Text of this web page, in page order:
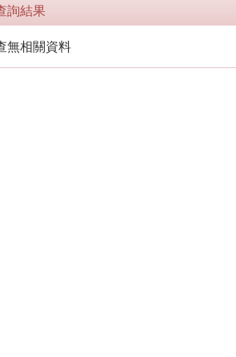
詢結果
無相關資料